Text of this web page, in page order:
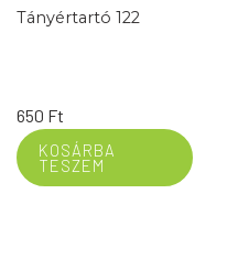
Tányértartó 122
650 Ft
KOSÁRBA
TESZEM